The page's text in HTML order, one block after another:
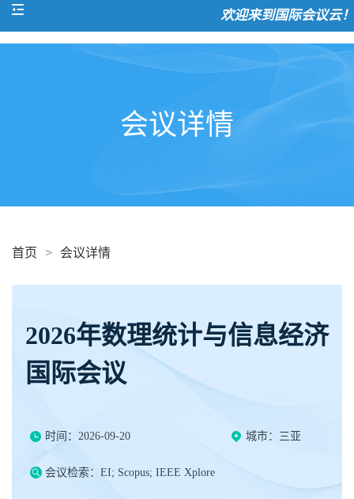
欢迎来到国际会议云！
会议详情
首页 > 会议详情
2026年数理统计与信息经济
国际会议
时间：2026-09-20 城市：三亚
会议检索：EI; Scopus; IEEE Xplore